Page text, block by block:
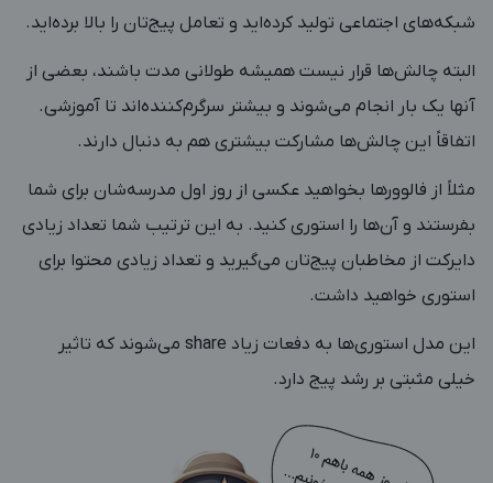
شبکه‌های اجتماعی تولید کرده‌اید و تعامل پیج‌تان را بالا برده‌اید.
البته چالش‌ها قرار نیست همیشه طولانی مدت باشند، بعضی از
آنها یک بار انجام می‌شوند و بیشتر سرگرم‌کننده‌اند تا آموزشی.
اتفاقاً این چالش‌ها مشارکت بیشتری هم به دنبال دارند.
مثلاً از فالوورها بخواهید عکسی از روز اول مدرسه‌شان برای شما
بفرستند و آن‌ها را استوری کنید. به این ترتیب شما تعداد زیادی
دایرکت از مخاطبان پیج‌تان می‌گیرید و تعداد زیادی محتوا برای
استوری خواهید داشت.
این مدل استوری‌ها به دفعات زیاد share می‌شوند که تاثیر
خیلی مثبتی بر رشد پیج دارد.